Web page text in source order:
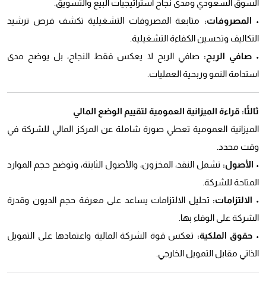
السوق السعودي ومدى نجاح استراتيجيات البيع والتسويق.
•المصروفات:متابعة المصروفات التشغيلية تكشف فرص ترشيد
التكاليف وتحسين الكفاءة التشغيلية.
•صافي الربح:صافي الربح لا يعكس فقط النجاح، بل يوضح مدى
استدامة النمو وربحية العمليات.
ثالثًا: قراءة الميزانية العمومية لتقييم الوضع المالي
الميزانية العمومية تعطي صورة شاملة عن المركز المالي للشركة في
وقت محدد.
الأصول: تشمل النقد، المخزون، والأصول الثابتة، وتوضح حجم الموارد
المتاحة للشركة.
الالتزامات:تحليل الالتزامات يساعد على معرفة حجم الديون وقدرة
الشركة على الوفاء بها.
حقوق الملكية:تعكس قوة الشركة المالية واعتمادها على التمويل
الذاتي مقابل التمويل الخارجي.